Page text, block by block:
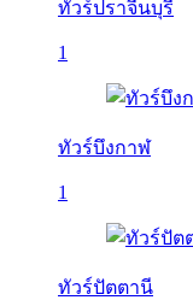
ทัวร์ปราจีนบุรี
1
ทัวร์บึงกาฬ
1
ทัวร์ปัตตานี